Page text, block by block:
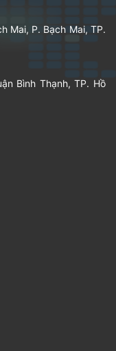
Mai, P. Bạch Mai, TP.
Bình Thạnh, TP. Hồ